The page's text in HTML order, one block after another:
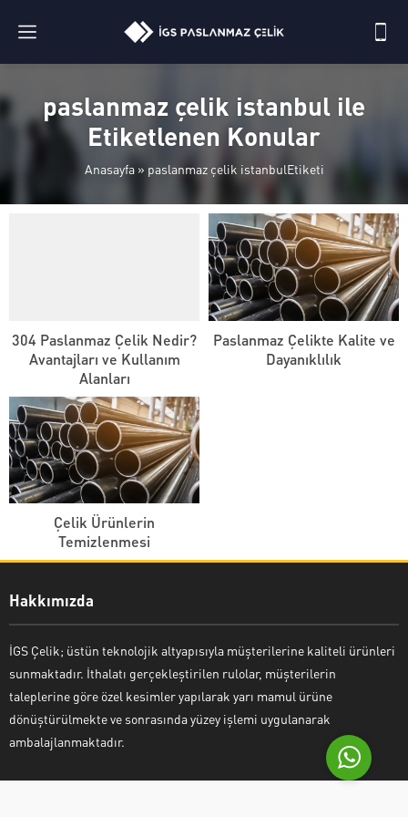
paslanmaz çelik istanbul ile
Etiketlenen Konular
Anasayfa» paslanmaz çelik istanbulEtiketi
304 Paslanmaz Çelik Nedir?
Avantajları ve Kullanım
Alanları
Paslanmaz Çelikte Kalite ve
Dayanıklılık
Çelik Ürünlerin
Temizlenmesi
Hakkımızda
İGS Çelik; üstün teknolojik altyapısıyla müşterilerine kaliteli ürünleri
sunmaktadır. İthalatı gerçekleştirilen rulolar, müşterilerin
taleplerine göre özel kesimler yapılarak yarı mamul ürüne
dönüştürülmekte ve sonrasında yüzey işlemi uygulanarak
ambalajlanmaktadır.
Cevap Yaz